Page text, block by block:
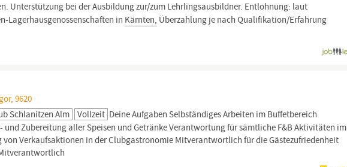
Unterstützung bei der Ausbildung zur/zum Lehrlingsausbildner. Entlohnung: laut
Lagerhausgenossenschaften in Kärnten, Überzahlung je nach Qualifikation/Erfahrung
9620
Schlanitzen Alm Vollzeit Deine Aufgaben Selbständiges Arbeiten im Buffetbereich
Zubereitung aller Speisen und Getränke Verantwortung für sämtliche F&B Aktivitäten im
von Verkaufsaktionen in der Clubgastronomie Mitverantwortlich für die Gästezufriedenheit